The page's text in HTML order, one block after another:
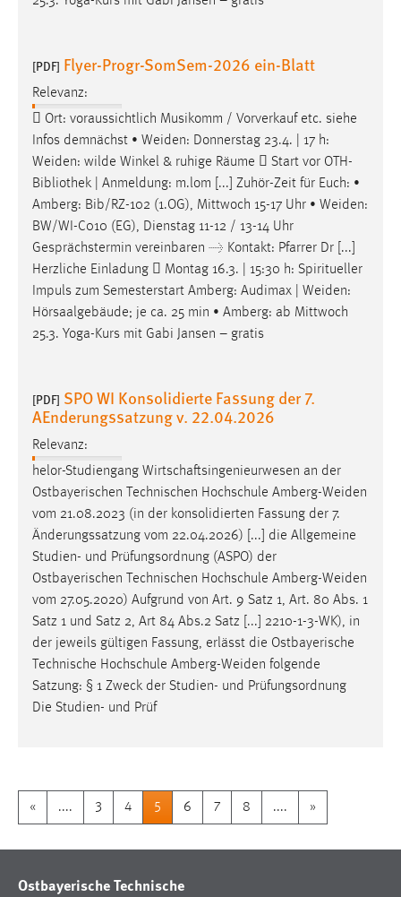
[PDF] Flyer-Progr-SomSem-2026 ein-Blatt
Relevanz:
 Ort: voraussichtlich Musikomm / Vorverkauf etc. siehe
Infos demnächst • Weiden: Donnerstag 23.4. | 17 h:
Weiden: wilde Winkel & ruhige Räume  Start vor OTH-
Bibliothek | Anmeldung: m.lom [...] Zuhör-Zeit für Euch: •
Amberg: Bib/RZ-102 (1.OG), Mittwoch 15-17 Uhr • Weiden:
BW/WI-C010 (EG), Dienstag 11-12 / 13-14 Uhr
Gesprächstermin vereinbaren → Kontakt: Pfarrer Dr [...]
Herzliche Einladung  Montag 16.3. | 15:30 h: Spiritueller
Impuls zum Semesterstart Amberg: Audimax | Weiden:
Hörsaalgebäude; je ca. 25 min • Amberg: ab Mittwoch
25.3. Yoga-Kurs mit Gabi Jansen – gratis
[PDF] SPO WI Konsolidierte Fassung der 7.
AEnderungssatzung v. 22.04.2026
Relevanz:
helor-Studiengang Wirtschaftsingenieurwesen an der
Ostbayerischen Technischen Hochschule Amberg-Weiden
vom 21.08.2023 (in der konsolidierten Fassung der 7.
Änderungssatzung vom 22.04.2026) [...] die Allgemeine
Studien- und Prüfungsordnung (ASPO) der
Ostbayerischen Technischen Hochschule Amberg-Weiden
vom 27.05.2020) Aufgrund von Art. 9 Satz 1, Art. 80 Abs. 1
Satz 1 und Satz 2, Art 84 Abs.2 Satz [...] 2210-1-3-WK), in
der jeweils gültigen Fassung, erlässt die Ostbayerische
Technische Hochschule Amberg-Weiden folgende
Satzung: § 1 Zweck der Studien- und Prüfungsordnung
Die Studien- und Prüf
« .... 3 4 5 6 7 8 .... »
Ostbayerische Technische